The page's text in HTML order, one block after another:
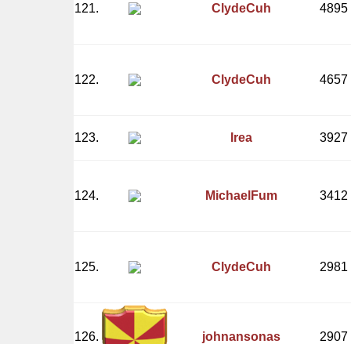
121. ClydeCuh 4895
122. ClydeCuh 4657
123. Irea 3927
124. MichaelFum 3412
125. ClydeCuh 2981
126. johnansonas 2907